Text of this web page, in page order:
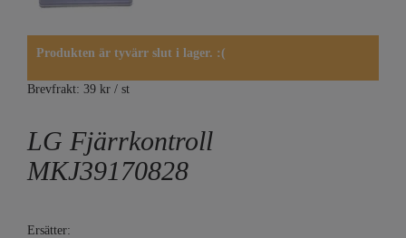
Produkten är tyvärr slut i lager. :(
Brevfrakt: 39 kr / st
LG Fjärrkontroll
MKJ39170828
Ersätter: